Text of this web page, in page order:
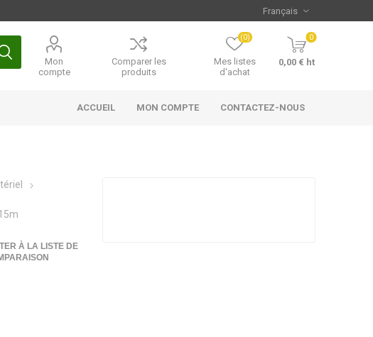
Mon
compte
Comparer les
produits
Mes listes
d'achat
(0) 0
0,00 € ht
ACCUEIL MON COMPTE CONTACTEZ-NOUS
À LA LISTE DE